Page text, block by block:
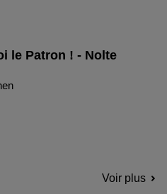
le Patron ! - Nolte
Voir plus